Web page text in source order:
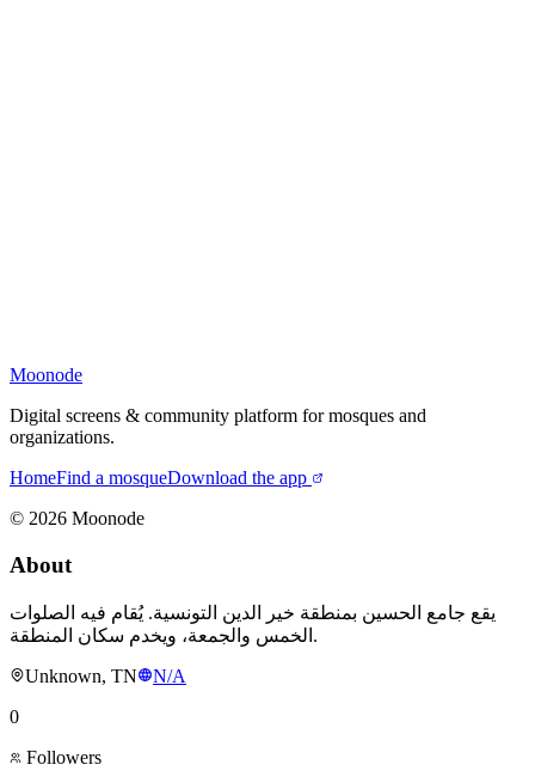
Moonode
Digital screens & community platform for mosques and
organizations.
HomeFind a mosqueDownload the app
© 2026 Moonode
About
يقع جامع الحسين بمنطقة خير الدين التونسية. يُقام فيه الصلوات
الخمس والجمعة، ويخدم سكان المنطقة.
Unknown, TN
N/A
0
Followers